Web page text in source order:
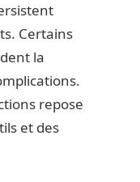
Certains
la
repose
et des